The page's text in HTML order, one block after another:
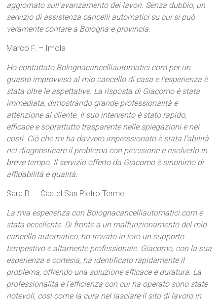
aggiornato sull’avanzamento dei lavori. Senza dubbio, un
servizio di assistenza cancelli automatici su cui si può
veramente contare a Bologna e provincia.
Marco F. – Imola
Ho contattato Bolognacancelliautomatici.com per un
guasto improvviso al mio cancello di casa e l’esperienza è
stata oltre le aspettative. La risposta di Giacomo è stata
immediata, dimostrando grande professionalità e
attenzione al cliente. Il suo intervento è stato rapido,
efficace e soprattutto trasparente nelle spiegazioni e nei
costi. Ciò che mi ha davvero impressionato è stata l’abilità
nel diagnosticare il problema con precisione e risolverlo in
breve tempo. Il servizio offerto da Giacomo è sinonimo di
affidabilità e qualità.
Sara B. – Castel San Pietro Terme
La mia esperienza con Bolognacancelliautomatici.com è
stata eccellente. Di fronte a un malfunzionamento del mio
cancello automatico, ho trovato in loro un supporto
tempestivo e altamente professionale. Giacomo, con la sua
esperienza e cortesia, ha identificato rapidamente il
problema, offrendo una soluzione efficace e duratura. La
professionalità e l’efficienza con cui ha operato sono state
notevoli, così come la cura nel lasciare il sito di lavoro in